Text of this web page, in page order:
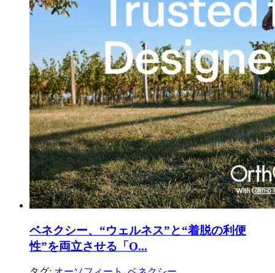
ベネクシー、“ウェルネス”と“着脱の利便
性”を両立させる「O...